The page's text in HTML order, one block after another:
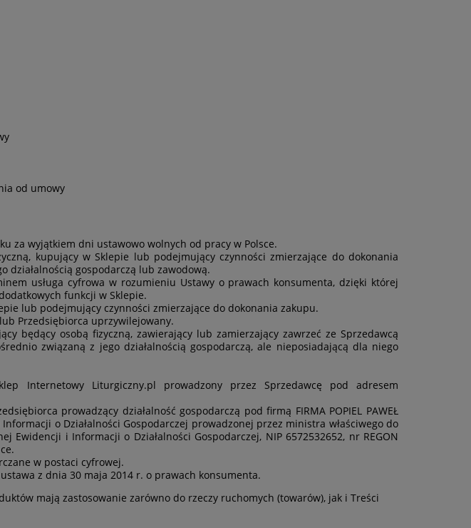
od umowy
za wyjątkiem dni ustawowo wolnych od pracy w Polsce.
kupujący w Sklepie lub podejmujący czynności zmierzające do dokonania
działalnością gospodarczą lub zawodową.
usługa cyfrowa w rozumieniu Ustawy o prawach konsumenta, dzięki której
funkcji w Sklepie.
lub podejmujący czynności zmierzające do dokonania zakupu.
Przedsiębiorca uprzywilejowany.
będący osobą fizyczną, zawierający lub zamierzający zawrzeć ze Sprzedawcą
związaną z jego działalnością gospodarczą, ale nieposiadającą dla niego
Internetowy Liturgiczny.pl prowadzony przez Sprzedawcę pod adresem
prowadzący działalność gospodarczą pod firmą FIRMA POPIEL PAWEŁ
o Działalności Gospodarczej prowadzonej przez ministra właściwego do
Ewidencji i Informacji o Działalności Gospodarczej, NIP 6572532652, nr REGON
w postaci cyfrowej.
z dnia 30 maja 2014 r. o prawach konsumenta.
mają zastosowanie zarówno do rzeczy ruchomych (towarów), jak i Treści